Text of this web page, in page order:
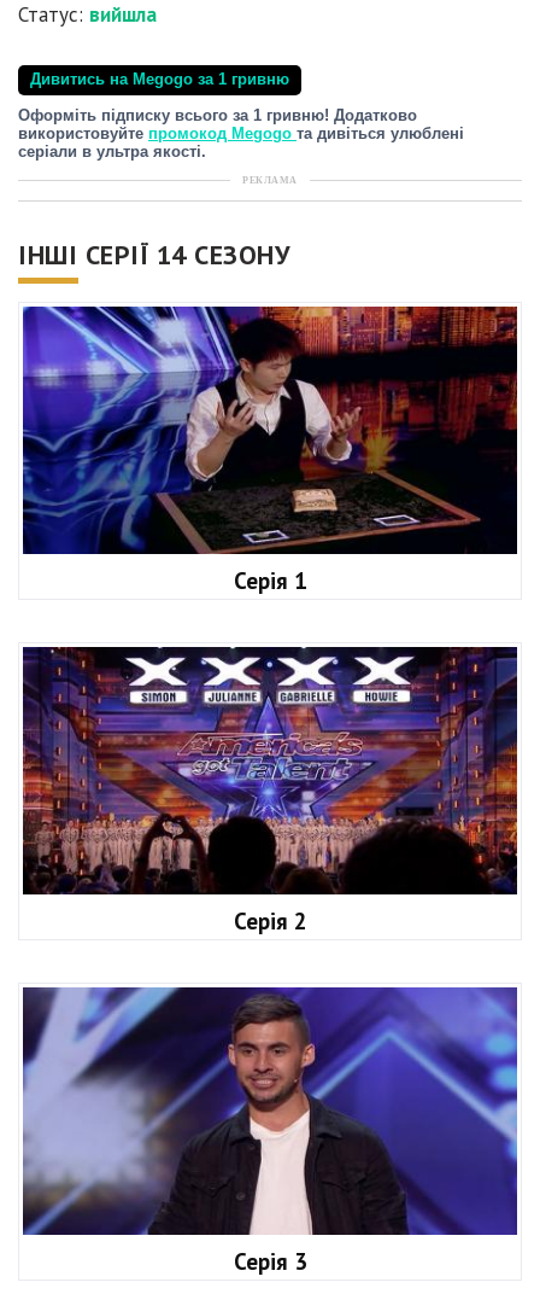
Статус: вийшла
Дивитись на Megogo за 1 гривню
Оформіть підписку всього за 1 гривню! Додатково
використовуйте промокод Megogo та дивіться улюблені
серіали в ультра якості.
РЕКЛАМА
ІНШІ СЕРІЇ 14 СЕЗОНУ
Серія 1
Серія 2
Серія 3